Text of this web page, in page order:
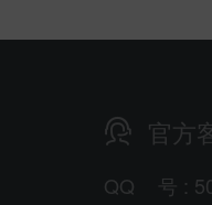
官方
QQ 号 :